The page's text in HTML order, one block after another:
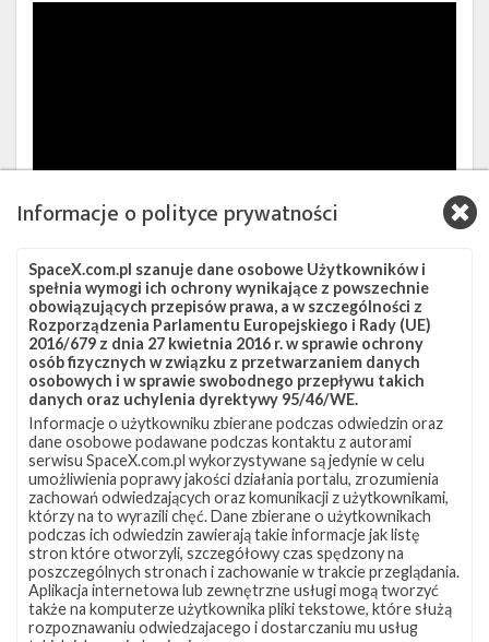
Szukaj po tematach
EchoStar EchoStar 23 Falcon 9 LC-39A
Artykuł autorstwa
Piotr Szmigielski
GO for age of reflight
Informacje o polityce prywatności
SpaceX.com.pl szanuje dane osobowe Użytkowników i
spełnia wymogi ich ochrony wynikające z powszechnie
obowiązujących przepisów prawa, a w szczególności z
Rozporządzenia Parlamentu Europejskiego i Rady (UE)
2016/679 z dnia 27 kwietnia 2016 r. w sprawie ochrony
osób fizycznych w związku z przetwarzaniem danych
osobowych i w sprawie swobodnego przepływu takich
danych oraz uchylenia dyrektywy 95/46/WE.
Informacje o użytkowniku zbierane podczas odwiedzin oraz
dane osobowe podawane podczas kontaktu z autorami
serwisu SpaceX.com.pl wykorzystywane są jedynie w celu
umożliwienia poprawy jakości działania portalu, zrozumienia
zachowań odwiedzających oraz komunikacji z użytkownikami,
którzy na to wyrazili chęć. Dane zbierane o użytkownikach
podczas ich odwiedzin zawierają takie informacje jak listę
stron które otworzyli, szczegółowy czas spędzony na
poszczególnych stronach i zachowanie w trakcie przeglądania.
Aplikacja internetowa lub zewnętrzne usługi mogą tworzyć
także na komputerze użytkownika pliki tekstowe, które służą
rozpoznawaniu odwiedzajacego i dostarczaniu mu usług